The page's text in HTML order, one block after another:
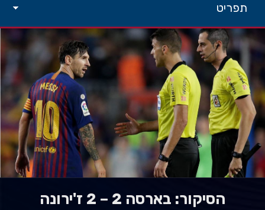
תפריט
הסיקור: בארסה 2 – 2 ז'ירונה